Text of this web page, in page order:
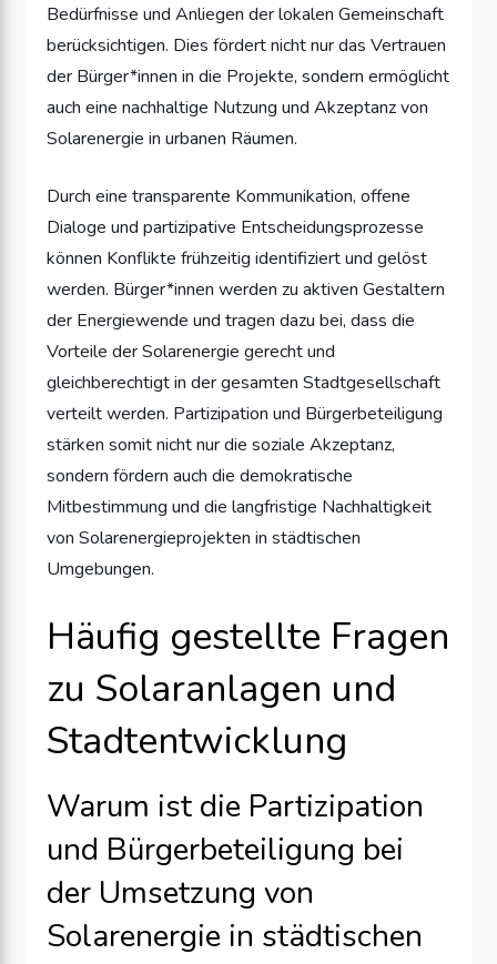
Bedürfnisse und Anliegen der lokalen Gemeinschaft
berücksichtigen. Dies fördert nicht nur das Vertrauen
der Bürger*innen in die Projekte, sondern ermöglicht
auch eine nachhaltige Nutzung und Akzeptanz von
Solarenergie in urbanen Räumen.
Durch eine transparente Kommunikation, offene
Dialoge und partizipative Entscheidungsprozesse
können Konflikte frühzeitig identifiziert und gelöst
werden. Bürger*innen werden zu aktiven Gestaltern
der Energiewende und tragen dazu bei, dass die
Vorteile der Solarenergie gerecht und
gleichberechtigt in der gesamten Stadtgesellschaft
verteilt werden. Partizipation und Bürgerbeteiligung
stärken somit nicht nur die soziale Akzeptanz,
sondern fördern auch die demokratische
Mitbestimmung und die langfristige Nachhaltigkeit
von Solarenergieprojekten in städtischen
Umgebungen.
Häufig gestellte Fragen
zu Solaranlagen und
Stadtentwicklung
Warum ist die Partizipation
und Bürgerbeteiligung bei
der Umsetzung von
Solarenergie in städtischen